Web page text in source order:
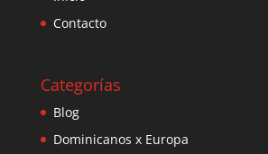
Contacto
Categorías
Blog
Dominicanos x Europa